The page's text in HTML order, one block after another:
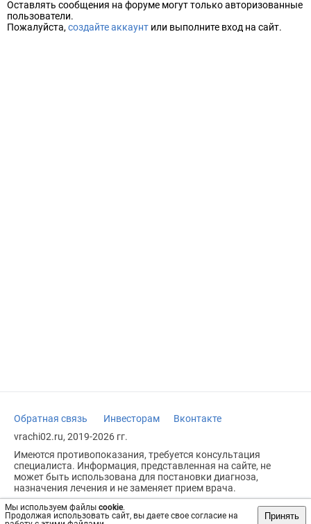
Мы используем файлы cookie.
Продолжая использовать сайт, вы даете свое согласие на
Принять
Оставлять сообщения на форуме могут только авторизованные
пользователи.
Пожалуйста, создайте аккаунт или выполните вход на сайт.
Обратная связь Инвесторам
Вконтакте
vrachi02.ru, 2019-2026 гг.
Имеются противопоказания, требуется консультация
специалиста. Информация, представленная на сайте, не
может быть использована для постановки диагноза,
назначения лечения и не заменяет прием врача.
Возрастное ограничение: 18+